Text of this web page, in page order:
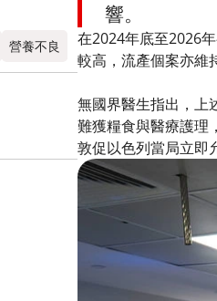
營養不良
響。
在2024年底至2026
較高，流產個案亦維
無國界醫生指出，上
難獲糧食與醫療護理
敦促以色列當局立即